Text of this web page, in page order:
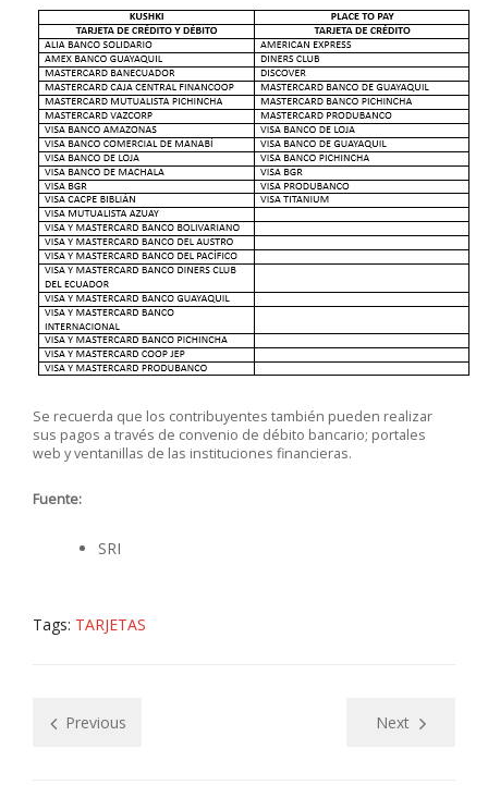
Se recuerda que los contribuyentes también pueden realizar
sus pagos a través de convenio de débito bancario; portales
web y ventanillas de las instituciones financieras.
Fuente:
SRI
Tags: TARJETAS
Previous Next